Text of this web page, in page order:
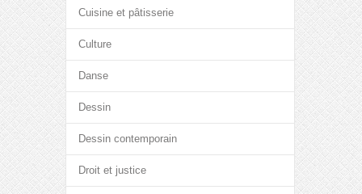
Cuisine et pâtisserie
Culture
Danse
Dessin
Dessin contemporain
Droit et justice